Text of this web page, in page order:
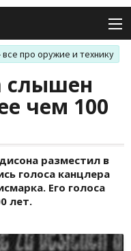
про оружие и технику
слышен
чем 100
разместил в
голоса канцлера
Его голоса
лет.